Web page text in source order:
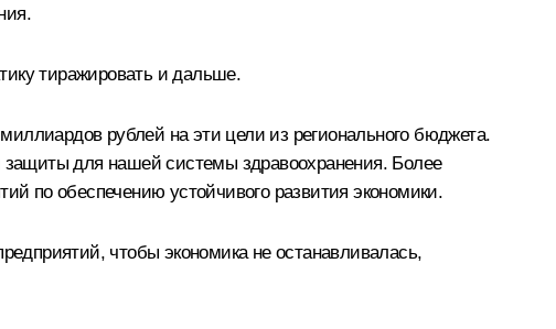
тиражировать и дальше.
рублей на эти цели из регионального бюджета.
защиты для нашей системы здравоохранения. Более
по обеспечению устойчивого развития экономики.
чтобы экономика не останавливалась,